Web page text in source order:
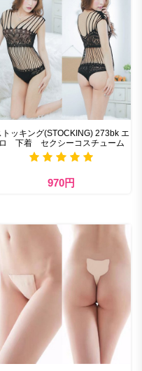
トッキング(STOCKING) 273bk エ
ロ 下着 セクシーコスチューム
970円